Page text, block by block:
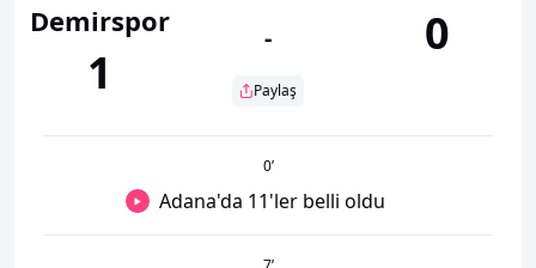
Demirspor
1
-
Paylaş
0
0’
Adana'da 11'ler belli oldu